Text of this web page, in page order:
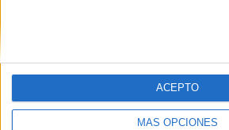
MÁS OPCIONES
ACEPTO